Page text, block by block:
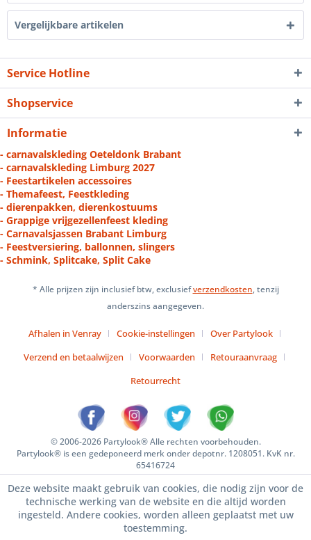
Vergelijkbare artikelen
Service Hotline
Shopservice
Informatie
- carnavalskleding Oeteldonk Brabant
- carnavalskleding Limburg 2027
- Feestartikelen accessoires
- Themafeest, Feestkleding
- dierenpakken, dierenkostuums
- Grappige vrijgezellenfeest kleding
- Carnavalsjassen Brabant Limburg
- Feestversiering, ballonnen, slingers
- Schmink, Splitcake, Split Cake
* Alle prijzen zijn inclusief btw, exclusiefverzendkosten, tenzij
anderszins aangegeven.
Afhalen in Venray Cookie-instellingen
Over Partylook
Verzend en betaalwijzen
Voorwaarden
Retouraanvraag
Retourrecht
© 2006-2026 Partylook® Alle rechten voorbehouden.
Partylook® is een gedeponeerd merk onder depotnr. 1208051. KvK nr.
65416724
Deze website maakt gebruik van cookies, die nodig zijn voor de
technische werking van de website en die altijd worden
ingesteld. Andere cookies, worden alleen geplaatst met uw
toestemming.